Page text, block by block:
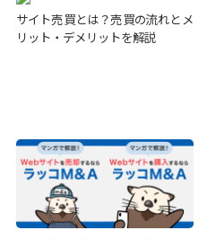
サイト売買とは？売買の流れとメ
リット・デメリットを解説